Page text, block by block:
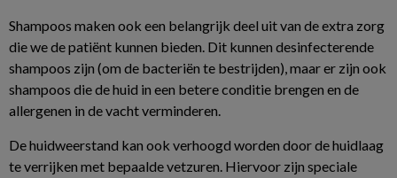
Shampoos maken ook een belangrijk deel uit van de extra zorg
die we de patiënt kunnen bieden. Dit kunnen desinfecterende
shampoos zijn (om de bacteriën te bestrijden), maar er zijn ook
shampoos die de huid in een betere conditie brengen en de
allergenen in de vacht verminderen.
De huidweerstand kan ook verhoogd worden door de huidlaag
te verrijken met bepaalde vetzuren. Hiervoor zijn speciale